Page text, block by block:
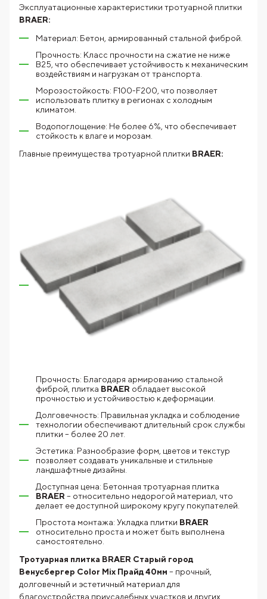
Эксплуатационные характеристики тротуарной плитки
BRAER:
Материал: Бетон, армированный стальной фиброй.
Прочность: Класс прочности на сжатие не ниже
В25, что обеспечивает устойчивость к механическим
воздействиям и нагрузкам от транспорта.
Морозостойкость: F100-F200, что позволяет
использовать плитку в регионах с холодным
климатом.
Водопоглощение: Не более 6%, что обеспечивает
стойкость к влаге и морозам.
Главные преимущества тротуарной плитки BRAER:
Прочность: Благодаря армированию стальной
фиброй, плитка BRAER обладает высокой
прочностью и устойчивостью к деформации.
Долговечность: Правильная укладка и соблюдение
технологии обеспечивают длительный срок службы
плитки – более 20 лет.
Эстетика: Разнообразие форм, цветов и текстур
позволяет создавать уникальные и стильные
ландшафтные дизайны.
Доступная цена: Бетонная тротуарная плитка
BRAER – относительно недорогой материал, что
делает ее доступной широкому кругу покупателей.
Простота монтажа: Укладка плитки BRAER
относительно проста и может быть выполнена
самостоятельно.
Тротуарная плитка BRAER Старый город
Венусбергер Color Mix Прайд 40мм – прочный,
долговечный и эстетичный материал для
благоустройства приусадебных участков и других